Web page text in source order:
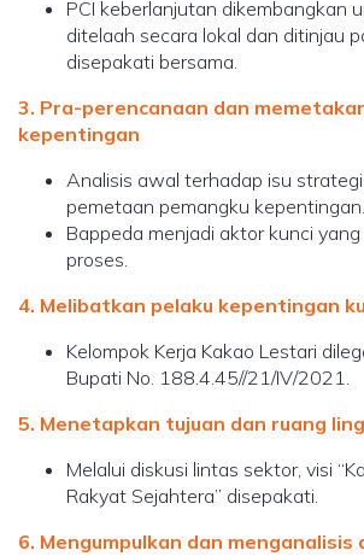
PCI keberlanjutan dikembangkan
ditelaah secara lokal dan ditinjau
disepakati bersama.
3. Pra-perencanaan dan
kepentingan
Analisis awal terhadap isu
pemetaan pemangku kepentingan.
Bappeda menjadi aktor kunci
proses.
4. Melibatkan pelaku kepentingan
Kelompok Kerja Kakao Lestari
Bupati No. 188.4.45//21/IV/2021.
5. Menetapkan tujuan dan ruang
Melalui diskusi lintas sektor, visi
Rakyat Sejahtera” disepakati.
6. Mengumpulkan dan menganalisis